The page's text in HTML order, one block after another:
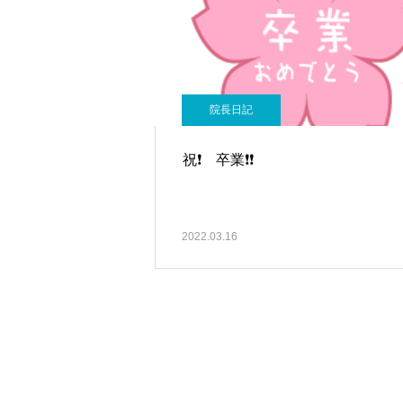
院長日記
祝❗ 卒業❗❗
2022.03.16